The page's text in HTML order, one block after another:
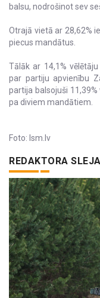
balsu, nodrošinot sev
Otrajā vietā ar 28,62%
piecus mandātus.
Tālāk ar 14,1%
par partiju apvienību
partija balsojuši
pa diviem mandātiem.
Foto: lsm.lv
REDAKTORA SLEJA